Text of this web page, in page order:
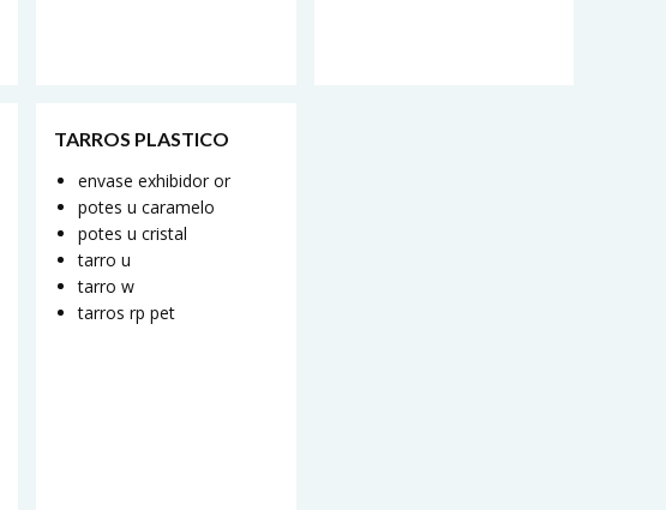
TARROS PLASTICO
envase exhibidor or
potes u caramelo
potes u cristal
tarro u
tarro w
tarros rp pet